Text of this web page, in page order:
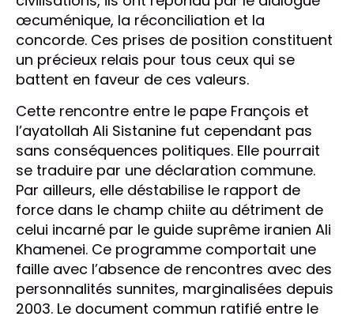
œcuménique, la réconciliation et la
concorde. Ces prises de position constituent
un précieux relais pour tous ceux qui se
battent en faveur de ces valeurs.
Cette rencontre entre le pape François et
l’ayatollah Ali Sistanine fut cependant pas
sans conséquences politiques. Elle pourrait
se traduire par une déclaration commune.
Par ailleurs, elle déstabilise le rapport de
force dans le champ chiite au détriment de
celui incarné par le guide suprême iranien Ali
Khamenei. Ce programme comportait une
faille avec l’absence de rencontres avec des
personnalités sunnites, marginalisées depuis
2003. Le document commun ratifié entre le